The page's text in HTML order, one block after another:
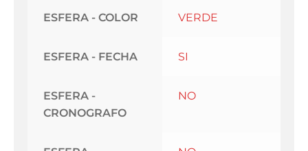
ESFERA - COLOR VERDE
ESFERA - FECHA SI
ESFERA -
CRONOGRAFO
NO